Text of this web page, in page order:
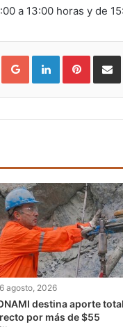
a 13:00 horas y de
Google+ LinkedIn Pinterest
6 agosto, 2026
destina aporte total
por más de $55